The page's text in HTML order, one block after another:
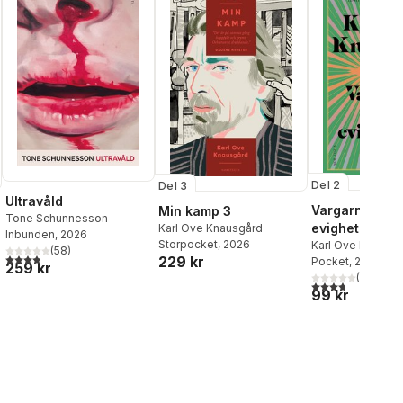
röster:
Ultravåld
Tone Schunnesson
Inbunden, 2026
3,9utav 5 stjärnor. Totalt antal röster:
(58)
259 kr
Del 3
Min kamp 3
Karl Ove Knausgård
Storpocket, 2026
229 kr
Del 2
Vargarna från
evighetens
Karl Ove
Pocket, 2023
3,8utav 5(
99 kr